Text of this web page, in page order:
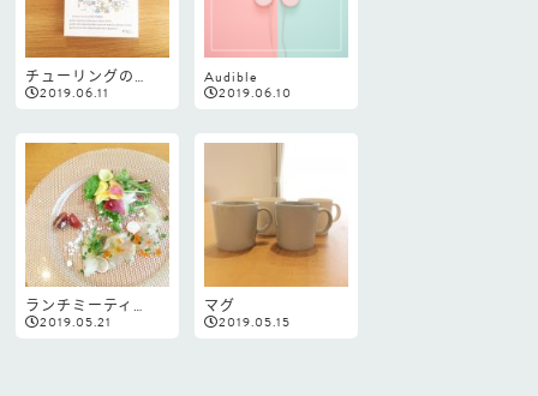
チューリングの…
2019.06.11
Audible
2019.06.10
ランチミーティ…
2019.05.21
マグ
2019.05.15